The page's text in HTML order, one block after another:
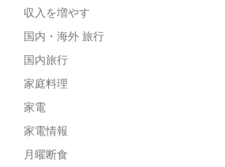
収入を増やす
国内・海外 旅行
国内旅行
家庭料理
家電
家電情報
月曜断食